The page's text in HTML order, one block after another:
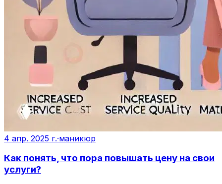
4 апр. 2025 г.·маникюр
Как понять, что пора повышать цену на свои
услуги?